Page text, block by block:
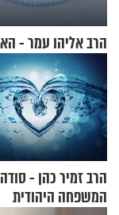
הרב אליהו עמר -
הרב זמיר כהן -
המשפחה היהודית